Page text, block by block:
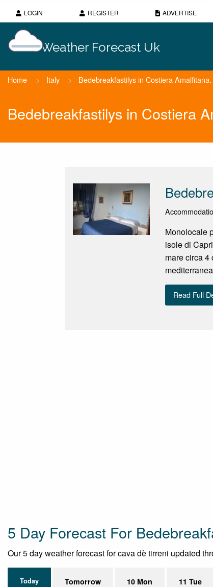
LOGIN REGISTER ADVERTISE
Weather Forecast Uk
Home > Italy > Bedebreakfastilys in Costiera Amalfitana.
Bedebreakfastilys in Costiera
Monolocale
isole di
mare circa
Read Full
5 Day Forecast For
Our 5 day weather forecast for cava dè tirreni updated
Today Tomorrow 10 Mon 11 Tue